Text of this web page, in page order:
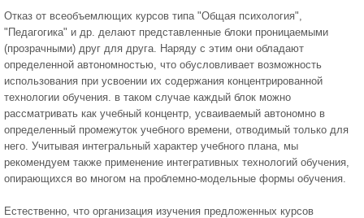
Отказ от всеобъемлющих курсов типа "Общая психология",
"Педагогика" и др. делают представленные блоки проницаемыми
(прозрачными) друг для друга. Наряду с этим они обладают
определенной автономностью, что обусловливает возможность
использования при усвоении их содержания концентрированной
технологии обучения. в таком случае каждый блок можно
рассматривать как учебный концентр, усваиваемый автономно в
определенный промежуток учебного времени, отводимый только для
него. Учитывая интегральный характер учебного плана, мы
рекомендуем также применение интегративных технологий обучения,
опирающихся во многом на проблемно-модельные формы обучения.
Естественно, что организация изучения предложенных курсов